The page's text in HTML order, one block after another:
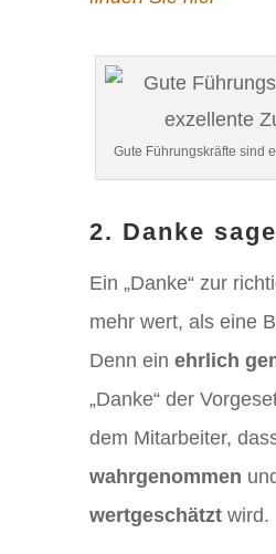
Gute Führungskräfte sind
2. Danke
Ein „Danke“ zur
mehr wert, als eine
Denn ein ehrlich
„Danke“ der
dem Mitarbeiter,
wahrgenommen
wertgeschätztwird.